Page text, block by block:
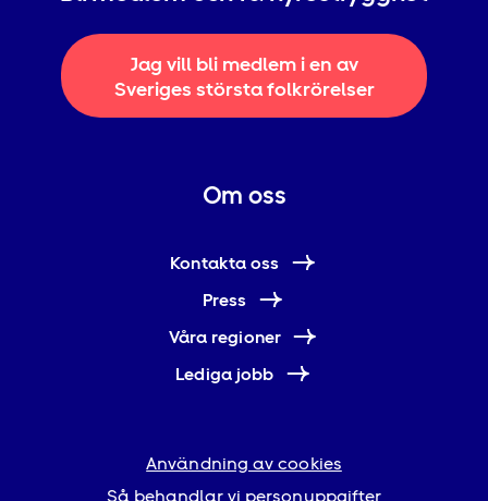
Jag vill bli medlem i en av
Sveriges största folkrörelser
Om oss
Kontakta oss
Press
Våra regioner
Lediga jobb
Användning av cookies